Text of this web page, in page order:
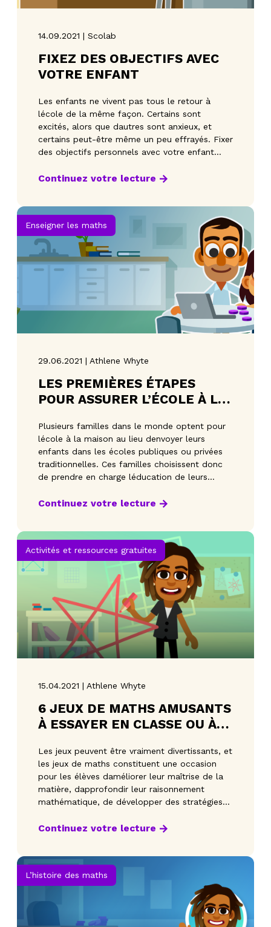
14.09.2021 | Scolab
FIXEZ DES OBJECTIFS AVEC
VOTRE ENFANT
Les enfants ne vivent pas tous le retour à
lécole de la même façon. Certains sont
excités, alors que dautres sont anxieux, et
certains peut-être même un peu effrayés. Fixer
des objectifs personnels avec votre enfant
Continuez votre lecture
Enseigner les maths
29.06.2021 | Athlene Whyte
LES PREMIÈRES ÉTAPES
POUR ASSURER L’ÉCOLE À LA
Plusieurs familles dans le monde optent pour
lécole à la maison au lieu denvoyer leurs
enfants dans les écoles publiques ou privées
traditionnelles. Ces familles choisissent donc
de prendre en charge léducation de leurs
Continuez votre lecture
Activités et ressources gratuites
15.04.2021 | Athlene Whyte
6 JEUX DE MATHS AMUSANTS
À ESSAYER EN CLASSE OU À
Les jeux peuvent être vraiment divertissants, et
les jeux de maths constituent une occasion
pour les élèves daméliorer leur maîtrise de la
matière, dapprofondir leur raisonnement
mathématique, de développer des stratégies
Continuez votre lecture
L’histoire des maths